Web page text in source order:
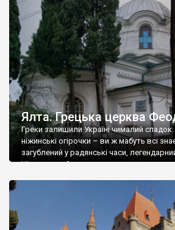
Ялта. Грецька церква
Греки залишили Україні чималий
ніжинські огірочки – ви ж мабуть всі
загублений у радянські часи,
Ніжин греки?